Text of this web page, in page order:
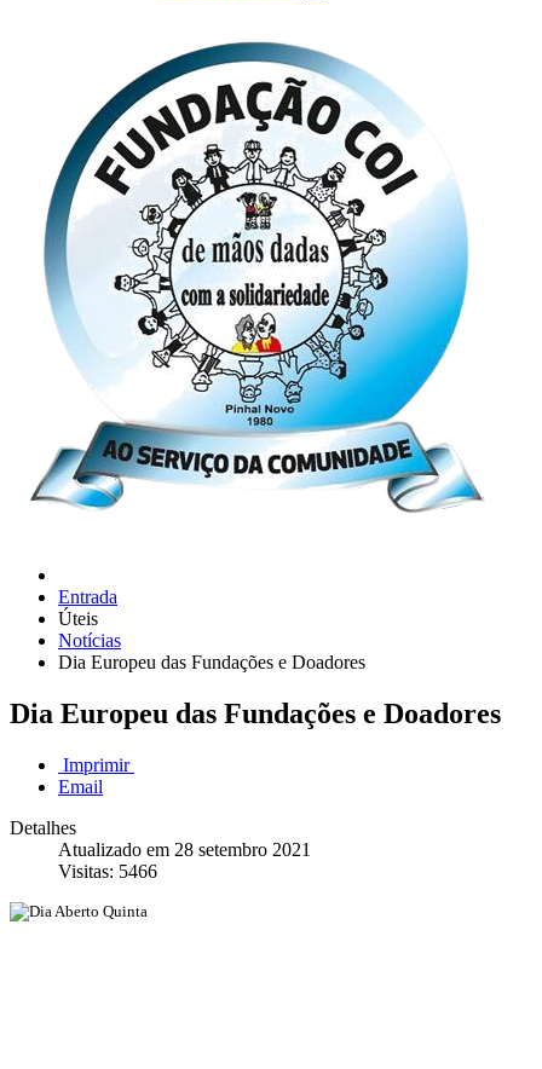
Entrada
Úteis
Notícias
Dia Europeu das Fundações e Doadores
Dia Europeu das Fundações e Doadores
Imprimir
Email
Detalhes
Atualizado em 28 setembro 2021
Visitas: 5466